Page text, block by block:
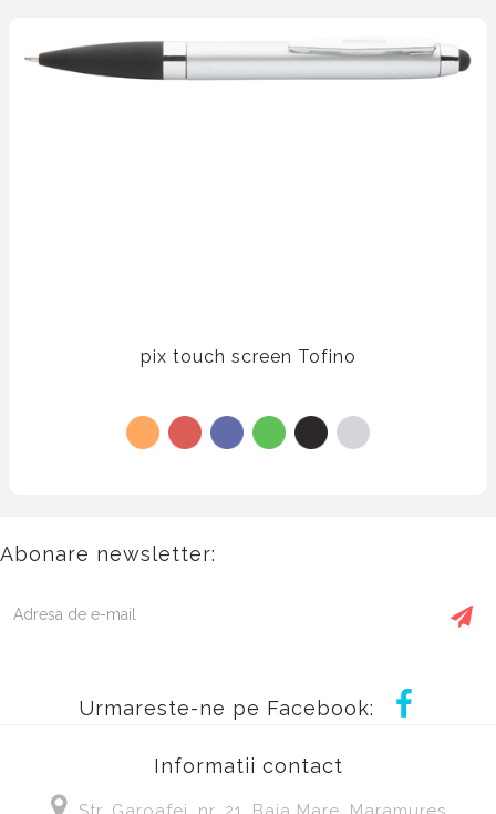
pix touch screen Tofino
Abonare newsletter:
Urmareste-ne pe Facebook:
Informatii contact